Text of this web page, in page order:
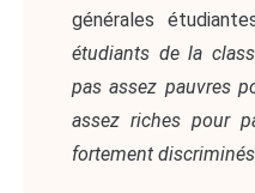
générales
étudiants de la
pas assez pauvres
assez riches pour
fortement